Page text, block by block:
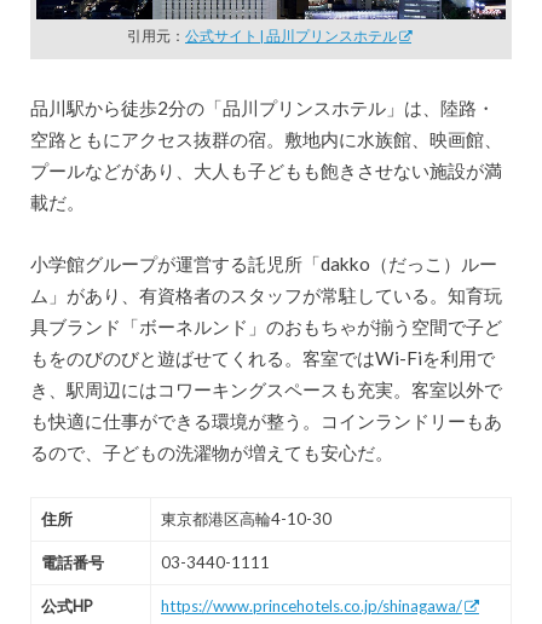
引用元： 公式サイト | 品川プリンスホテル
品川駅から徒歩2分の「品川プリンスホテル」は、陸路・
空路ともにアクセス抜群の宿。敷地内に水族館、映画館、
プールなどがあり、大人も子どもも飽きさせない施設が満
載だ。
小学館グループが運営する託児所「dakko（だっこ）ルー
ム」があり、有資格者のスタッフが常駐している。知育玩
具ブランド「ボーネルンド」のおもちゃが揃う空間で子ど
もをのびのびと遊ばせてくれる。客室ではWi-Fiを利用で
き、駅周辺にはコワーキングスペースも充実。客室以外で
も快適に仕事ができる環境が整う。コインランドリーもあ
るので、子どもの洗濯物が増えても安心だ。
住所 東京都港区高輪4-10-30
電話番号 03-3440-1111
公式HP https://www.princehotels.co.jp/shinagawa/